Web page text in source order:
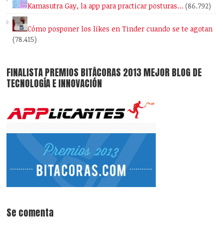
Kamasutra Gay, la app para practicar posturas… (86.792)
Cómo posponer los likes en Tinder cuando se te agotan
(78.415)
FINALISTA PREMIOS BITÁCORAS 2013 MEJOR BLOG DE
TECNOLOGÍA E INNOVACIÓN
Se comenta